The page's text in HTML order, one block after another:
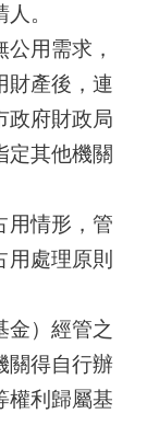
。
用需求，
財產後，連
政府財政局
定其他機關
用情形，管
處理原則
金）經管之
關得自行辦
權利歸屬基